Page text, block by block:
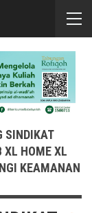
SINDIKAT
XL HOME XL
KEAMANAN